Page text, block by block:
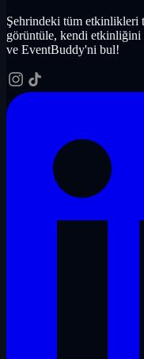
Şehrindeki tüm etkinlikleri
görüntüle, kendi etkinliğini
ve EventBuddy'ni bul!